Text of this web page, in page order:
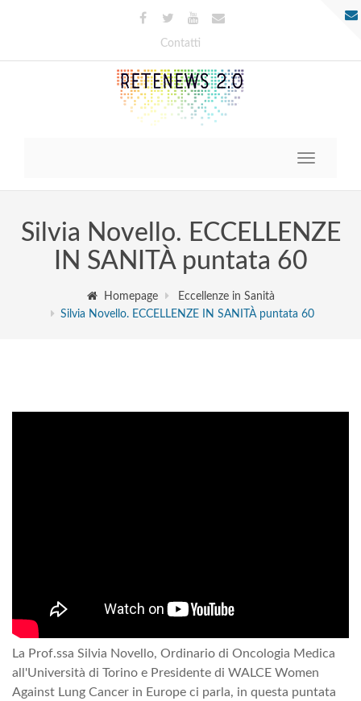
Contatti
Toggle
Silvia Novello. ECCELLENZE
IN SANITÀ puntata 60
Homepage
Eccellenze in Sanità
Silvia Novello. ECCELLENZE IN SANITÀ puntata 60
La Prof.ssa Silvia Novello, Ordinario di Oncologia Medica
all'Università di Torino e Presidente di WALCE Women
Against Lung Cancer in Europe ci parla, in questa puntata